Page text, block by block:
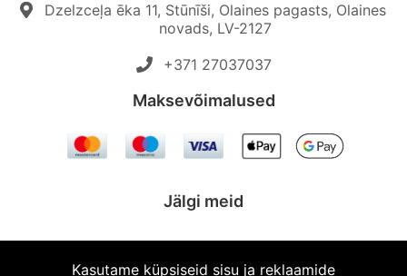
Dzelzceļa ēka 11, Stūnīši, Olaines pagasts, Olaines
novads, LV-2127
+371 27037037‬
Maksevõimalused
Jälgi meid
Kasutame küpsiseid sisu ja reklaamide